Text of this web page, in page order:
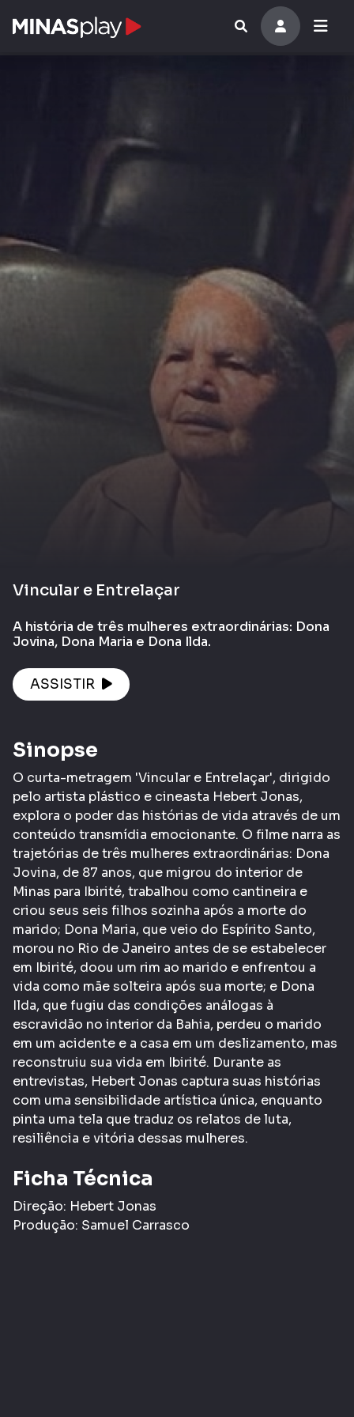
Vincular e Entrelaçar
A história de três mulheres extraordinárias: Dona
Jovina, Dona Maria e Dona Ilda.
ASSISTIR
Sinopse
O curta-metragem 'Vincular e Entrelaçar', dirigido
pelo artista plástico e cineasta Hebert Jonas,
explora o poder das histórias de vida através de um
conteúdo transmídia emocionante. O filme narra as
trajetórias de três mulheres extraordinárias: Dona
Jovina, de 87 anos, que migrou do interior de
Minas para Ibirité, trabalhou como cantineira e
criou seus seis filhos sozinha após a morte do
marido; Dona Maria, que veio do Espírito Santo,
morou no Rio de Janeiro antes de se estabelecer
em Ibirité, doou um rim ao marido e enfrentou a
vida como mãe solteira após sua morte; e Dona
Ilda, que fugiu das condições análogas à
escravidão no interior da Bahia, perdeu o marido
em um acidente e a casa em um deslizamento, mas
reconstruiu sua vida em Ibirité. Durante as
entrevistas, Hebert Jonas captura suas histórias
com uma sensibilidade artística única, enquanto
pinta uma tela que traduz os relatos de luta,
resiliência e vitória dessas mulheres.
Ficha Técnica
Direção: Hebert Jonas
Produção: Samuel Carrasco